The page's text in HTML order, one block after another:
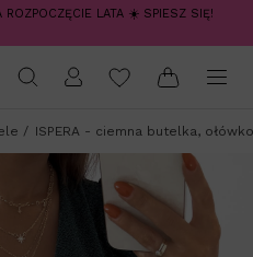
ROZPOCZĘCIE LATA ☀️ SPIESZ SIĘ!
/ ISPERA - ciemna butelka,